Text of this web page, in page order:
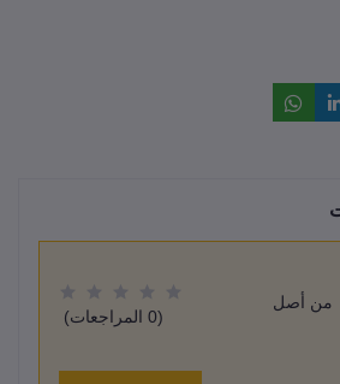
من أصل
(0 المراجعات)